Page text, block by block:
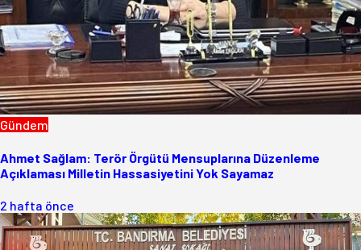
Gündem
Ahmet Sağlam: Terör Örgütü Mensuplarına Düzenleme
Açıklaması Milletin Hassasiyetini Yok Sayamaz
2 hafta önce